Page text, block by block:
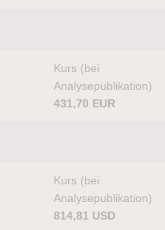
Kurs (bei
Analysepublikation)
431,70 EUR
Kurs (bei
Analysepublikation)
814,81 USD